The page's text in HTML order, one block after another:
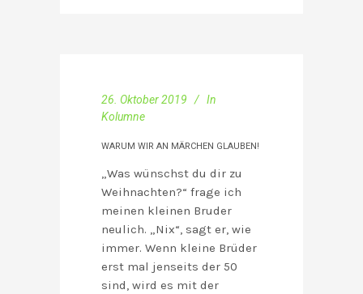
26. Oktober 2019
In
Kolumne
WARUM WIR AN MÄRCHEN GLAUBEN!
„Was wünschst du dir zu
Weihnachten?“ frage ich
meinen kleinen Bruder
neulich. „Nix“, sagt er, wie
immer. Wenn kleine Brüder
erst mal jenseits der 50
sind, wird es mit der